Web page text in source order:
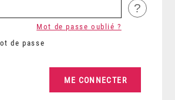
?
de passe
Mot de passe oublié ?